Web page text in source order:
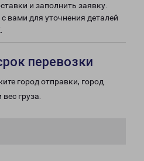
и заполнить заявку.
вами для уточнения деталей
перевозки
город отправки, город
груза.